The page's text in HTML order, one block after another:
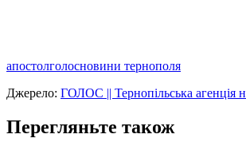
апостолголосновини тернополя
Джерело: ГОЛОС || Тернопільська агенція
Перегляньте також